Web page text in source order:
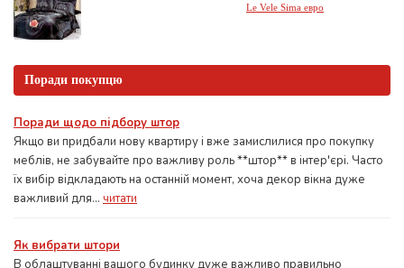
Le Vele Sima евро
Поради покупцю
Поради щодо підбору штор
Якщо ви придбали нову квартиру і вже замислилися про покупку
меблів, не забувайте про важливу роль **штор** в інтер'єрі. Часто
їх вибір відкладають на останній момент, хоча декор вікна дуже
важливий для... читати
Як вибрати штори
В облаштуванні вашого будинку дуже важливо правильно